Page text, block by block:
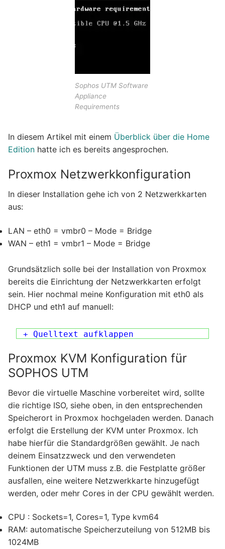
Sophos UTM Software
Appliance
Requirements
In diesem Artikel mit einem Überblick über die Home
Edition hatte ich es bereits angesprochen.
Proxmox Netzwerkkonfiguration
In dieser Installation gehe ich von 2 Netzwerkkarten
aus:
LAN – eth0 = vmbr0 – Mode = Bridge
WAN – eth1 = vmbr1 – Mode = Bridge
Grundsätzlich solle bei der Installation von Proxmox
bereits die Einrichtung der Netzwerkkarten erfolgt
sein. Hier nochmal meine Konfiguration mit eth0 als
DHCP und eth1 auf manuell:
+ Quelltext aufklappen
Proxmox KVM Konfiguration für
SOPHOS UTM
Bevor die virtuelle Maschine vorbereitet wird, sollte
die richtige ISO, siehe oben, in den entsprechenden
Speicherort in Proxmox hochgeladen werden. Danach
erfolgt die Erstellung der KVM unter Proxmox. Ich
habe hierfür die Standardgrößen gewählt. Je nach
deinem Einsatzzweck und den verwendeten
Funktionen der UTM muss z.B. die Festplatte größer
ausfallen, eine weitere Netzwerkkarte hinzugefügt
werden, oder mehr Cores in der CPU gewählt werden.
CPU : Sockets=1, Cores=1, Type kvm64
RAM: automatische Speicherzuteilung von 512MB bis
1024MB